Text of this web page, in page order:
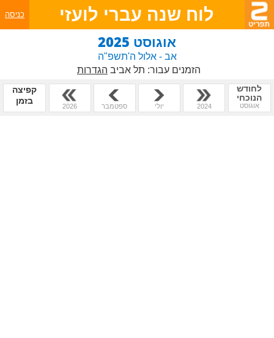
לוח שנה עברי לועזי כניסה
אוגוסט 2025
אב - אלול ה'תשפ"ה
הזמנים עבור: תל אביב הגדרות
לחודש
הנוכחי
אוגוסט 2024 יולי ספטמבר 2026
קפיצה
בזמן